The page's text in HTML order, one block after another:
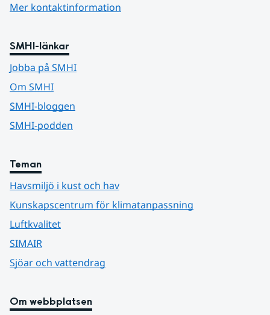
Mer kontaktinformation
SMHI-länkar
Jobba på SMHI
Om SMHI
SMHI-bloggen
SMHI-podden
Teman
Havsmiljö i kust och hav
Kunskapscentrum för klimatanpassning
Luftkvalitet
SIMAIR
Sjöar och vattendrag
Om webbplatsen